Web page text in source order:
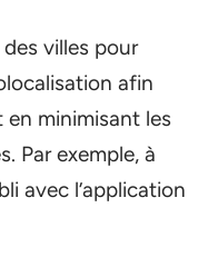
des villes pour
afin
en minimisant les
Par exemple, à
avec l’application